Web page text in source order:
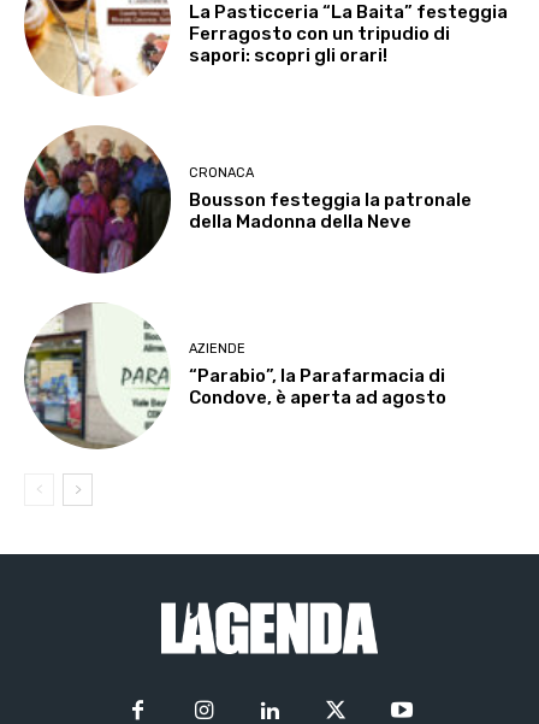
La Pasticceria “La Baita” festeggia
Ferragosto con un tripudio di
sapori: scopri gli orari!
CRONACA
Bousson festeggia la patronale
della Madonna della Neve
AZIENDE
“Parabio”, la Parafarmacia di
Condove, è aperta ad agosto